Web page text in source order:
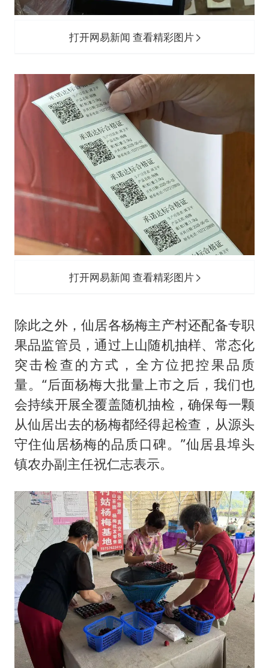
打开网易新闻 查看精彩图片
打开网易新闻 查看精彩图片
除此之外，仙居各杨梅主产村还配备专职
果品监管员，通过上山随机抽样、常态化
突击检查的方式，全方位把控果品质
量。“后面杨梅大批量上市之后，我们也
会持续开展全覆盖随机抽检，确保每一颗
从仙居出去的杨梅都经得起检查，从源头
守住仙居杨梅的品质口碑。”仙居县埠头
镇农办副主任祝仁志表示。